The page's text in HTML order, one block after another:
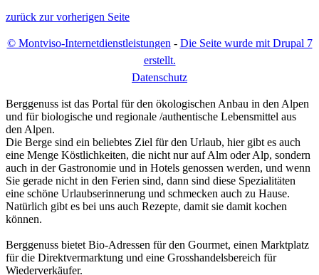
zurück zur vorherigen Seite
© Montviso-Internetdienstleistungen - Die Seite wurde mit Drupal 7
erstellt.
Datenschutz
Berggenuss ist das Portal für den ökologischen Anbau in den Alpen
und für biologische und regionale /authentische Lebensmittel aus
den Alpen.
Die Berge sind ein beliebtes Ziel für den Urlaub, hier gibt es auch
eine Menge Köstlichkeiten, die nicht nur auf Alm oder Alp, sondern
auch in der Gastronomie und in Hotels genossen werden, und wenn
Sie gerade nicht in den Ferien sind, dann sind diese Spezialitäten
eine schöne Urlaubserinnerung und schmecken auch zu Hause.
Natürlich gibt es bei uns auch Rezepte, damit sie damit kochen
können.
Berggenuss bietet Bio-Adressen für den Gourmet, einen Marktplatz
für die Direktvermarktung und eine Grosshandelsbereich für
Wiederverkäufer.